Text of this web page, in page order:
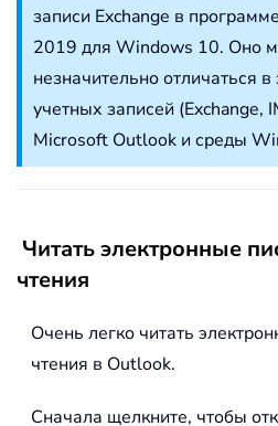
записи Exchange в
2019 для Windows 10. Оно
незначительно отличаться
учетных записей (Exchange,
Microsoft Outlook и среды
Читать электронные
чтения
Очень легко читать
чтения в Outlook.
Сначала щелкните, чтобы